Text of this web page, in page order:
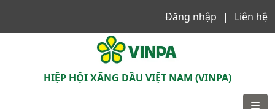
Đăng nhập
Liên hệ
HIỆP HỘI XĂNG DẦU VIỆT NAM (VINPA)